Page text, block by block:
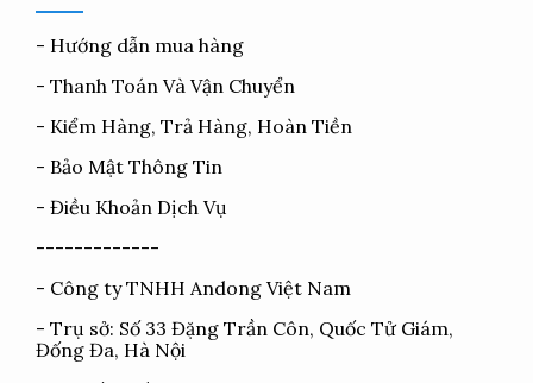
- Hướng dẫn mua hàng
- Thanh Toán Và Vận Chuyển
- Kiểm Hàng, Trả Hàng, Hoàn Tiền
- Bảo Mật Thông Tin
- Điều Khoản Dịch Vụ
-------------
- Công ty TNHH Andong Việt Nam
- Trụ sở: Số 33 Đặng Trần Côn, Quốc Tử Giám,
Đống Đa, Hà Nội